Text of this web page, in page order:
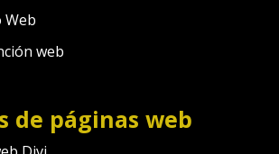
Web
web
de páginas web